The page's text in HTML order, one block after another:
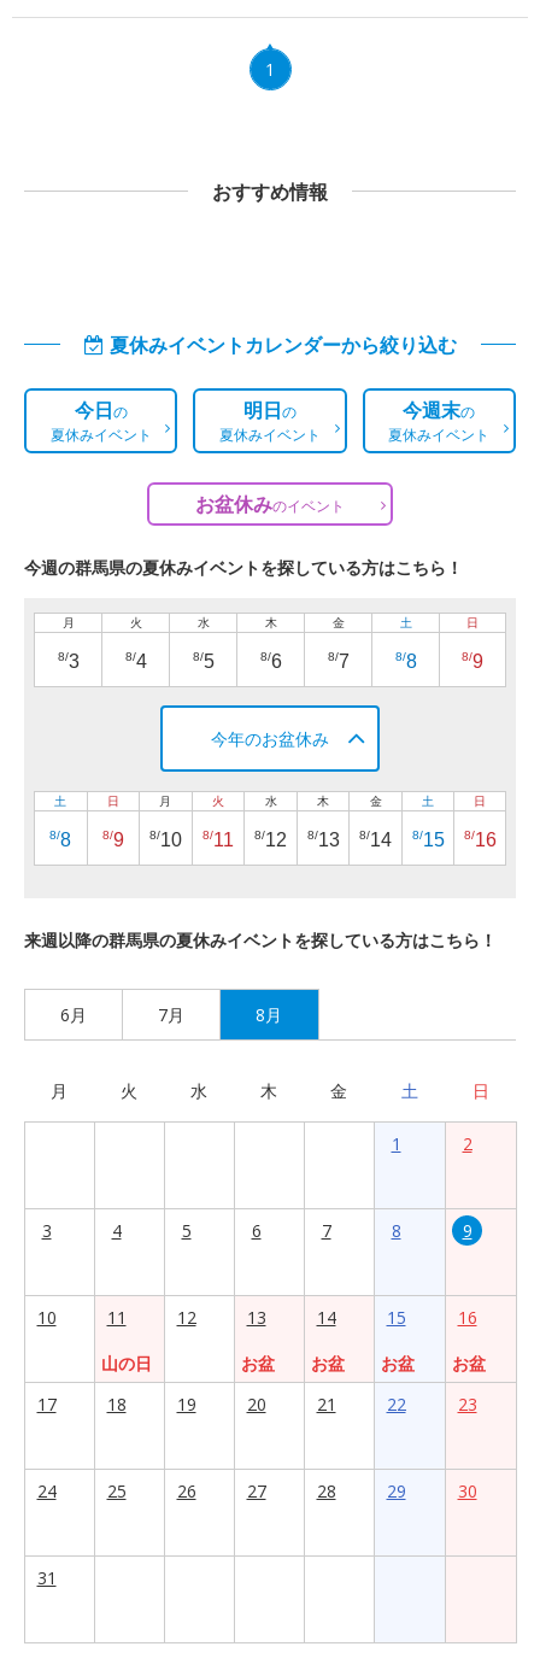
1
おすすめ情報
夏休みイベントカレンダーから絞り込む
今日の
夏休みイベント
明日の
夏休みイベント
今週末の
夏休みイベント
お盆休みのイベント
今週の群馬県の夏休みイベントを探している方はこちら！
月
8/3
火
8/4
水
8/5
木
8/6
金
8/7
土
8/8
日
8/9
今年のお盆休み
土
8/8
日
8/9
月
8/10
火
8/11
水
8/12
木
8/13
金
8/14
土
8/15
日
8/16
来週以降の群馬県の夏休みイベントを探している方はこちら！
6月 7月 8月
月 火 水 木 金 土 日
1 2
3 4 5 6 7 8 9
10
11
山の日
12
13
お盆
14
お盆
15
お盆
16
お盆
17
18 19 20 21 22 23
24 25 26 27 28 29 30
31